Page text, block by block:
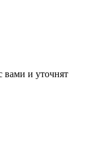
вами и уточнят